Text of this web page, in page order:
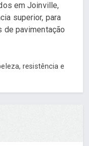
em Joinville,
superior, para
pavimentação
resistência e